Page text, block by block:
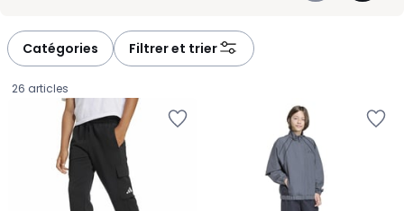
composer une tenue cool, actuelle et simple à porter du matin au
soir.
Catégories Filtrer et trier
26 articles